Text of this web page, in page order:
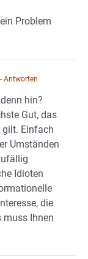
Problem
- Antworten
hin?
Gut, das
Einfach
Umständen
Idioten
die
muss Ihnen